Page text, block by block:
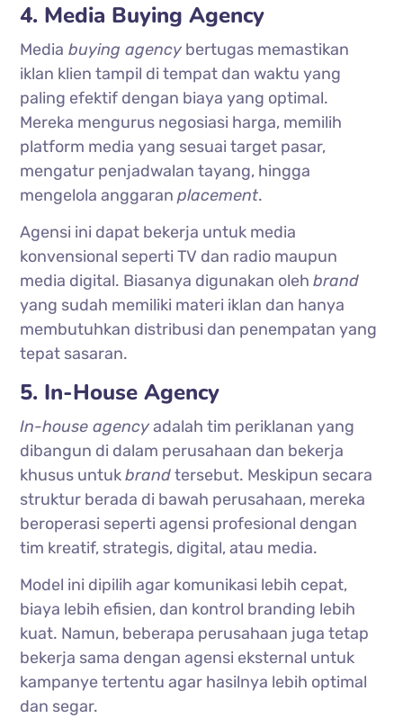
4. Media Buying Agency
Media buying agency bertugas memastikan
iklan klien tampil di tempat dan waktu yang
paling efektif dengan biaya yang optimal.
Mereka mengurus negosiasi harga, memilih
platform media yang sesuai target pasar,
mengatur penjadwalan tayang, hingga
mengelola anggaranplacement.
Agensi ini dapat bekerja untuk media
konvensional seperti TV dan radio maupun
media digital. Biasanya digunakan olehbrand
yang sudah memiliki materi iklan dan hanya
membutuhkan distribusi dan penempatan yang
tepat sasaran.
5. In-House Agency
In-house agencyadalah tim periklanan yang
dibangun di dalam perusahaan dan bekerja
khusus untukbrandtersebut. Meskipun secara
struktur berada di bawah perusahaan, mereka
beroperasi seperti agensi profesional dengan
tim kreatif, strategis, digital, atau media.
Model ini dipilih agar komunikasi lebih cepat,
biaya lebih efisien, dan kontrol branding lebih
kuat. Namun, beberapa perusahaan juga tetap
bekerja sama dengan agensi eksternal untuk
kampanye tertentu agar hasilnya lebih optimal
dan segar.